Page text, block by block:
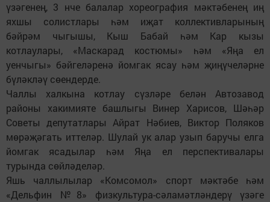
үзәгенең, 3 нче балалар хореография мәктәбенең иң
яхшы солистлары һәм иҗат коллективларының
бәйрәм чыгышы, Кыш Бабай һәм Кар кызы
котлаулары, «Маскарад костюмы» һәм «Яңа ел
уенчыгы» бәйгеләренә йомгак ясау һәм җиңүчеләрне
бүләкләү сөендерде.
Чаллы халкына котлау сүзләре белән Автозавод
районы хакимияте башлыгы Винер Харисов, Шәһәр
Советы депутатлары Айрат Нәбиев, Виктор Поляков
мөрәҗәгать иттеләр. Шулай ук алар узып баручы елга
йомгак ясадылар һәм Яңа ел перспективалары
турында сөйләделәр.
Яшь чаллылылар «Комсомол» спорт мәктәбе һәм
«Дельфин №8» физкультура-сәламәтләндерү үзәге